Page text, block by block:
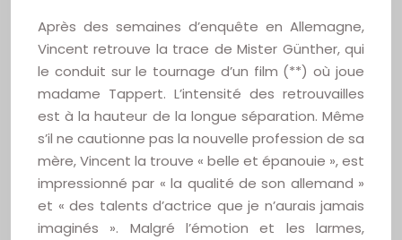
Après des semaines d’enquête en Allemagne,
Vincent retrouve la trace de Mister Günther, qui
le conduit sur le tournage d’un film (**) où joue
madame Tappert. L’intensité des retrouvailles
est à la hauteur de la longue séparation. Même
s’il ne cautionne pas la nouvelle profession de sa
mère, Vincent la trouve « belle et épanouie », est
impressionné par « la qualité de son allemand »
et « des talents d’actrice que je n’aurais jamais
imaginés ». Malgré l’émotion et les larmes,